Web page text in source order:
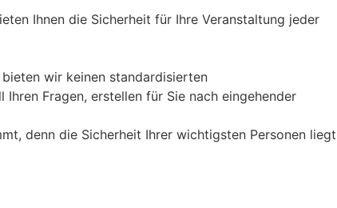
Ihnen die Sicherheit für Ihre Veranstaltung jeder
wir keinen standardisierten
Fragen, erstellen für Sie nach eingehender
denn die Sicherheit Ihrer wichtigsten Personen liegt